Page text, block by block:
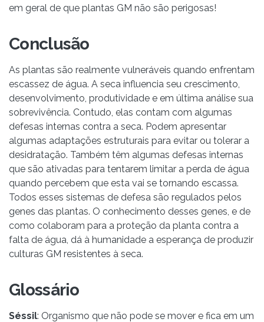
em geral de que plantas GM não são perigosas!
Conclusão
As plantas são realmente vulneráveis quando enfrentam
escassez de água. A seca influencia seu crescimento,
desenvolvimento, produtividade e em última análise sua
sobrevivência. Contudo, elas contam com algumas
defesas internas contra a seca. Podem apresentar
algumas adaptações estruturais para evitar ou tolerar a
desidratação. Também têm algumas defesas internas
que são ativadas para tentarem limitar a perda de água
quando percebem que esta vai se tornando escassa.
Todos esses sistemas de defesa são regulados pelos
genes das plantas. O conhecimento desses genes, e de
como colaboram para a proteção da planta contra a
falta de água, dá à humanidade a esperança de produzir
culturas GM resistentes à seca.
Glossário
Séssil: Organismo que não pode se mover e fica em um